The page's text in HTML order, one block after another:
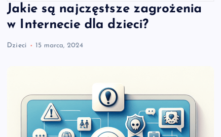
Jakie są najczęstsze zagrożenia
w Internecie dla dzieci?
Dzieci 15 marca, 2024